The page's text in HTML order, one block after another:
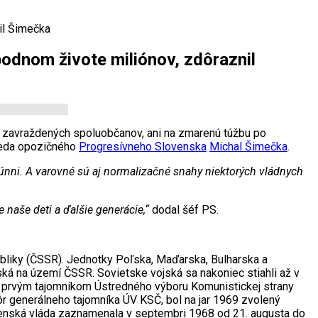
Šimečka
živote miliónov, zdôraznil
spoluobčanov, ani na zmarenú túžbu po
opozičného Progresívneho Slovenska Michal Šimečka.
A varovné sú aj normalizačné snahy niektorých vládnych
deti a ďalšie generácie,“dodal šéf PS.
(ČSSR). Jednotky Poľska, Maďarska, Bulharska a
na území ČSSR. Sovietske vojská sa nakoniec stiahli až v
tajomníkom Ústredného výboru Komunistickej strany
tajomníka ÚV KSČ, bol na jar 1969 zvolený
vláda zaznamenala v septembri 1968 od 21. augusta do